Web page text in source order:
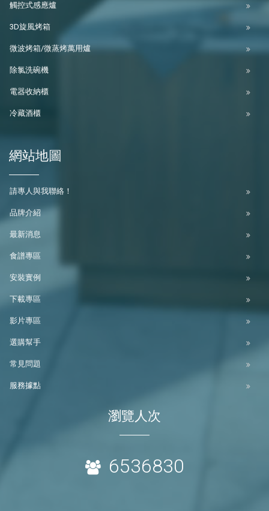
觸控式感應爐
3D旋風烤箱
微波烤箱/微蒸烤萬用爐
除氯洗碗機
電器收納櫃
冷藏酒櫃
網站地圖
請專人與我聯絡！
品牌介紹
最新消息
食譜專區
安裝實例
下載專區
影片專區
選購幫手
常見問題
服務據點
瀏覽人次
6536830